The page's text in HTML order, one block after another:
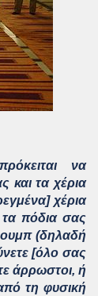
να
και τα χέρια
χέρια
πόδια σας
(δηλαδή
[όλο σας
άρρωστοι, ή
τη φυσική